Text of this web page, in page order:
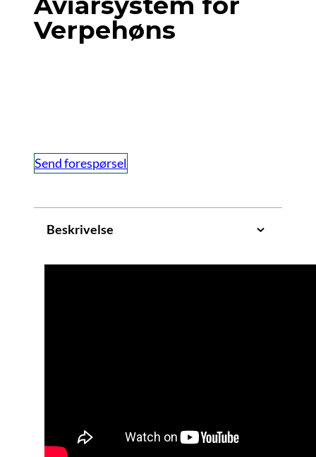
Verpehøns
Send forespørsel
Beskrivelse